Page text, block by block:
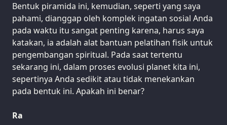
Bentuk piramida ini, kemudian, seperti yang saya
pahami, dianggap oleh komplek ingatan sosial Anda
pada waktu itu sangat penting karena, harus saya
katakan, ia adalah alat bantuan pelatihan fisik untuk
pengembangan spiritual. Pada saat tertentu
sekarang ini, dalam proses evolusi planet kita ini,
sepertinya Anda sedikit atau tidak menekankan
pada bentuk ini. Apakah ini benar?
Ra